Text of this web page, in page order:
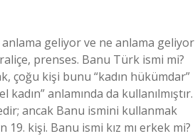
geliyor ve ne anlama geliyor
prenses. Banu Türk ismi mi?
çoğu kişi bunu “kadın hükümdar”
anlamında da kullanılmıştır.
ancak Banu ismini kullanmak
19. kişi. Banu ismi kız mı erkek mi?